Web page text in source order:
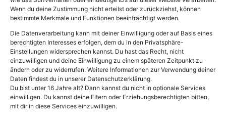
Wenn du deine Zustimmung nicht erteilst oder zurückziehst, können
bestimmte Merkmale und Funktionen beeinträchtigt werden.
Die Datenverarbeitung kann mit deiner Einwilligung oder auf Basis eines
berechtigten Interesses erfolgen, dem du in den Privatsphäre-
Einstellungen widersprechen kannst. Du hast das Recht, nicht
einzuwilligen und deine Einwilligung zu einem späteren Zeitpunkt zu
ändern oder zu widerrufen. Weitere Informationen zur Verwendung deiner
Daten findest du in unserer Datenschutzerklärung.
Du bist unter 16 Jahre alt? Dann kannst du nicht in optionale Services
einwilligen. Du kannst deine Eltern oder Erziehungsberechtigten bitten,
mit dir in diese Services einzuwilligen.
Die ultimative FRITZ!Box-Bibel: Das
Praxishandbuch
FritzBox Rackmount
Fritzbox 7590 gebraucht oder neu:
Was soll ich lieber kaufen?
Was ist DSL, ADSL und VDSL
Fritzbox Firmware updaten
Warum haben wir in Deutschland so
wenig Glasfaser bis ins Haus?